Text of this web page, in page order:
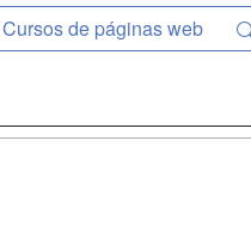
Cursos de páginas web